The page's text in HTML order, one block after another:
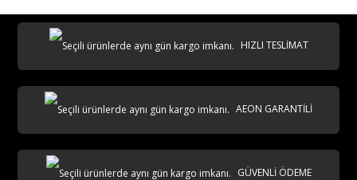
HIZLI TESLİMAT
AEON GARANTİLİ
GÜVENLİ ÖDEME